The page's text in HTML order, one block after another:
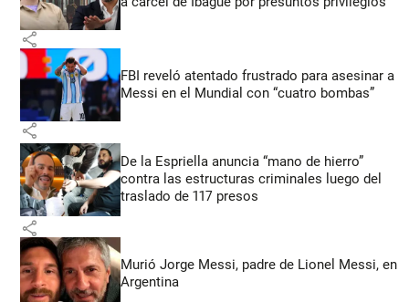
share
FBI reveló atentado frustrado para asesinar a
Messi en el Mundial con “cuatro bombas”
share
De la Espriella anuncia “mano de hierro”
contra las estructuras criminales luego del
traslado de 117 presos
share
Murió Jorge Messi, padre de Lionel Messi, en
Argentina